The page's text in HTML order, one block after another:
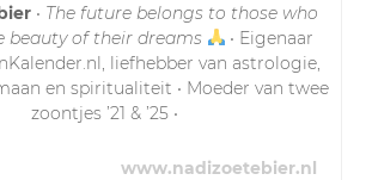
• The future belongs to those who
beauty of their dreams
• Eigenaar
liefhebber van astrologie,
en spiritualiteit • Moeder van twee
zoontjes ’21 & ’25 •
www.nadizoetebier.nl